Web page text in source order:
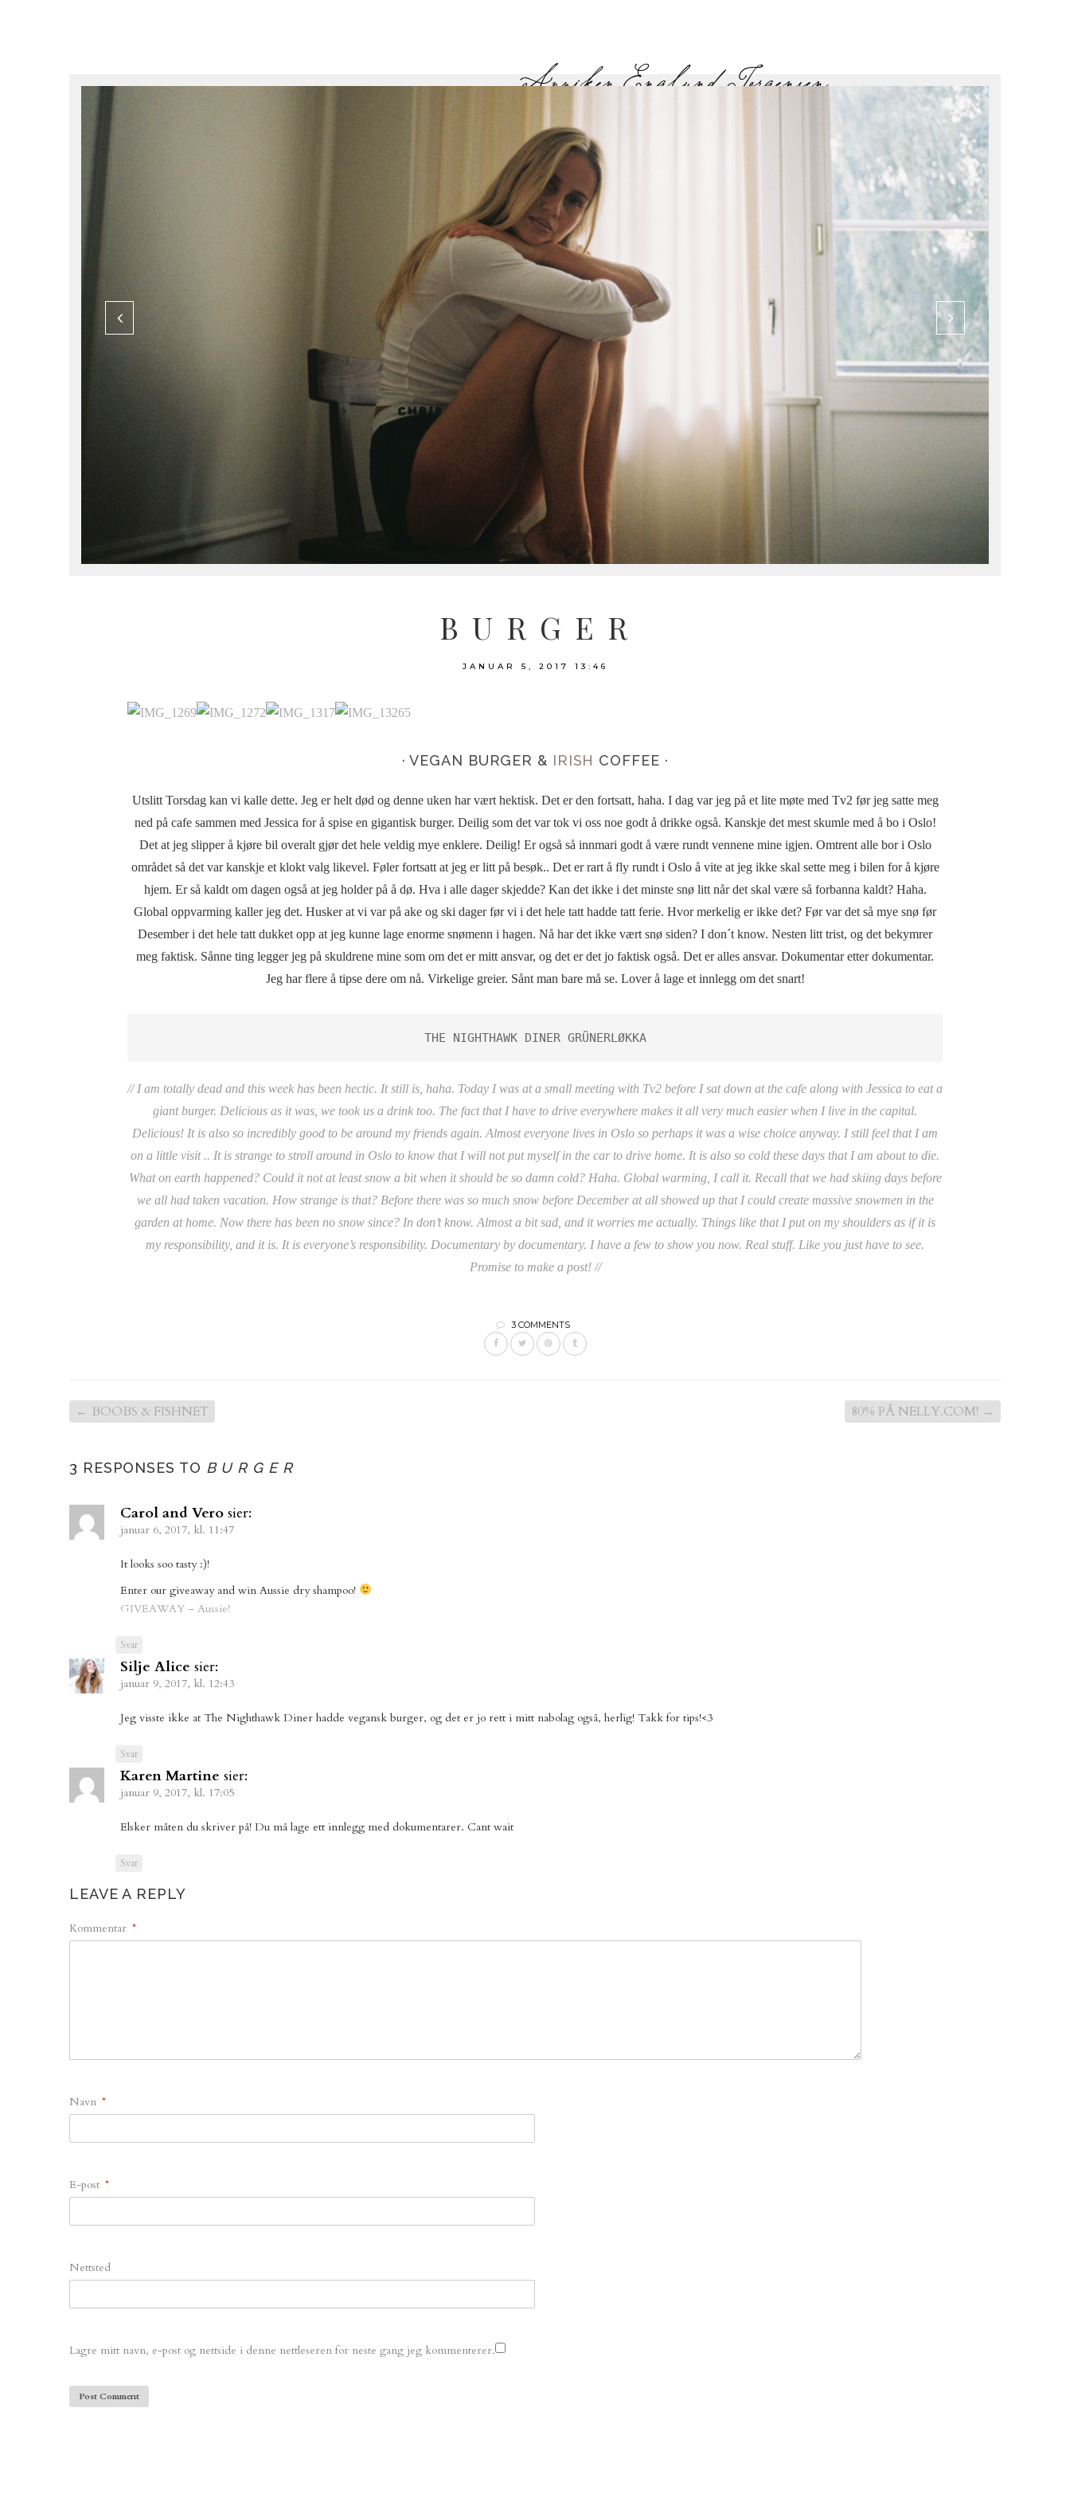
B U R G E R
JANUAR 5, 2017 13:46
· VEGAN BURGER & IRISH COFFEE ·
Utslitt Torsdag kan vi kalle dette. Jeg er helt død og denne uken har vært hektisk. Det er den fortsatt, haha. I dag var jeg på et lite møte med Tv2 før jeg satte meg
ned på cafe sammen med Jessica for å spise en gigantisk burger. Deilig som det var tok vi oss noe godt å drikke også. Kanskje det mest skumle med å bo i Oslo!
Det at jeg slipper å kjøre bil overalt gjør det hele veldig mye enklere. Deilig! Er også så innmari godt å være rundt vennene mine igjen. Omtrent alle bor i Oslo
området så det var kanskje et klokt valg likevel. Føler fortsatt at jeg er litt på besøk.. Det er rart å fly rundt i Oslo å vite at jeg ikke skal sette meg i bilen for å kjøre
hjem. Er så kaldt om dagen også at jeg holder på å dø. Hva i alle dager skjedde? Kan det ikke i det minste snø litt når det skal være så forbanna kaldt? Haha.
Global oppvarming kaller jeg det. Husker at vi var på ake og ski dager før vi i det hele tatt hadde tatt ferie. Hvor merkelig er ikke det? Før var det så mye snø før
Desember i det hele tatt dukket opp at jeg kunne lage enorme snømenn i hagen. Nå har det ikke vært snø siden? I don´t know. Nesten litt trist, og det bekymrer
meg faktisk. Sånne ting legger jeg på skuldrene mine som om det er mitt ansvar, og det er det jo faktisk også. Det er alles ansvar. Dokumentar etter dokumentar.
Jeg har flere å tipse dere om nå. Virkelige greier. Sånt man bare må se. Lover å lage et innlegg om det snart!
THE NIGHTHAWK DINER GRÜNERLØKKA
// I am totally dead and this week has been hectic. It still is, haha. Today I was at a small meeting with Tv2 before I sat down at the cafe along with Jessica to eat a
giant burger. Delicious as it was, we took us a drink too. The fact that I have to drive everywhere makes it all very much easier when I live in the capital.
Delicious! It is also so incredibly good to be around my friends again. Almost everyone lives in Oslo so perhaps it was a wise choice anyway. I still feel that I am
on a little visit .. It is strange to stroll around in Oslo to know that I will not put myself in the car to drive home. It is also so cold these days that I am about to die.
What on earth happened? Could it not at least snow a bit when it should be so damn cold? Haha. Global warming, I call it. Recall that we had skiing days before
we all had taken vacation. How strange is that? Before there was so much snow before December at all showed up that I could create massive snowmen in the
garden at home. Now there has been no snow since? In don’t know. Almost a bit sad, and it worries me actually. Things like that I put on my shoulders as if it is
my responsibility, and it is. It is everyone’s responsibility. Documentary by documentary. I have a few to show you now. Real stuff. Like you just have to see.
Promise to make a post! //
3 COMMENTS
← BOOBS & FISHNET 80% PÅ NELLY.COM! →
3 RESPONSES TO B U R G E R
Carol and Vero sier:
januar 6, 2017, kl. 11:47
It looks soo tasty :)!
Enter our giveaway and win Aussie dry shampoo!
GIVEAWAY – Aussie!
Svar
Silje Alice sier:
januar 9, 2017, kl. 12:43
Jeg visste ikke at The Nighthawk Diner hadde vegansk burger, og det er jo rett i mitt nabolag også, herlig! Takk for tips!<3
Svar
Karen Martine sier:
januar 9, 2017, kl. 17:05
Elsker måten du skriver på! Du må lage ett innlegg med dokumentarer. Cant wait
Svar
LEAVE A REPLY
Kommentar *
Navn *
E-post *
Nettsted
Lagre mitt navn, e-post og nettside i denne nettleseren for neste gang jeg kommenterer.